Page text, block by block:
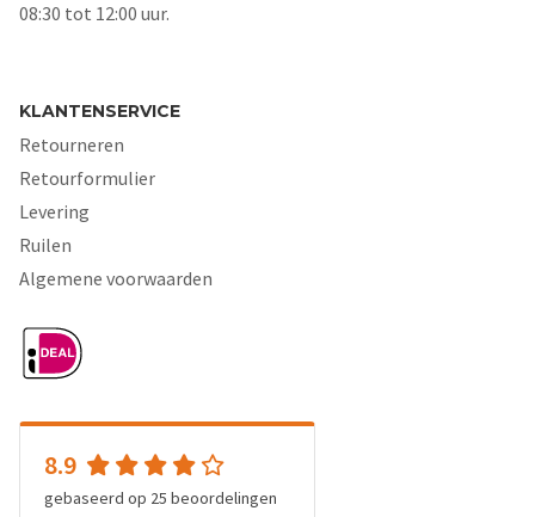
08:30 tot 12:00 uur.
KLANTENSERVICE
Retourneren
Retourformulier
Levering
Ruilen
Algemene voorwaarden
8.9
gebaseerd op 25 beoordelingen